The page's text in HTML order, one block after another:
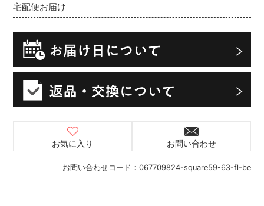
お問い合わせコード： 067709824-square59-63-fl-be
宅配便お届け
お気に入り お問い合わせ